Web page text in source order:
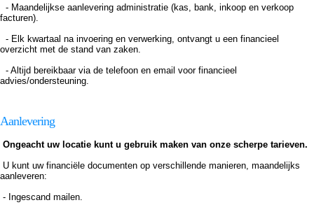
- Maandelijkse aanlevering administratie (kas, bank, inkoop en verkoop
facturen).
- Elk kwartaal na invoering en verwerking, ontvangt u een financieel
overzicht met de stand van zaken.
- Altijd bereikbaar via de telefoon en email voor financieel
advies/ondersteuning.
Aanlevering
Ongeacht uw locatie kunt u gebruik maken van onze scherpe tarieven.
U kunt uw financiële documenten op verschillende manieren, maandelijks
aanleveren:
- Ingescand mailen.